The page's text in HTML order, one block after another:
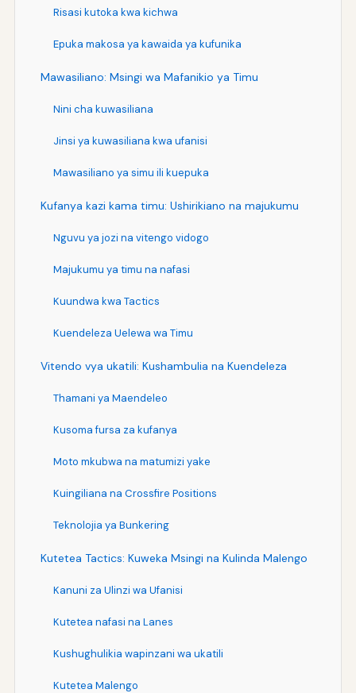
Risasi kutoka kwa kichwa
Epuka makosa ya kawaida ya kufunika
Mawasiliano: Msingi wa Mafanikio ya Timu
Nini cha kuwasiliana
Jinsi ya kuwasiliana kwa ufanisi
Mawasiliano ya simu ili kuepuka
Kufanya kazi kama timu: Ushirikiano na majukumu
Nguvu ya jozi na vitengo vidogo
Majukumu ya timu na nafasi
Kuundwa kwa Tactics
Kuendeleza Uelewa wa Timu
Vitendo vya ukatili: Kushambulia na Kuendeleza
Thamani ya Maendeleo
Kusoma fursa za kufanya
Moto mkubwa na matumizi yake
Kuingiliana na Crossfire Positions
Teknolojia ya Bunkering
Kutetea Tactics: Kuweka Msingi na Kulinda Malengo
Kanuni za Ulinzi wa Ufanisi
Kutetea nafasi na Lanes
Kushughulikia wapinzani wa ukatili
Kutetea Malengo